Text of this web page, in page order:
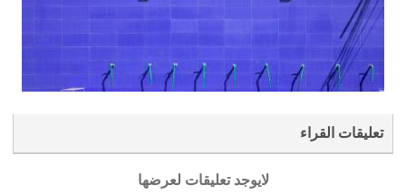
تعليقات القراء
لايوجد تعليقات لعرضها